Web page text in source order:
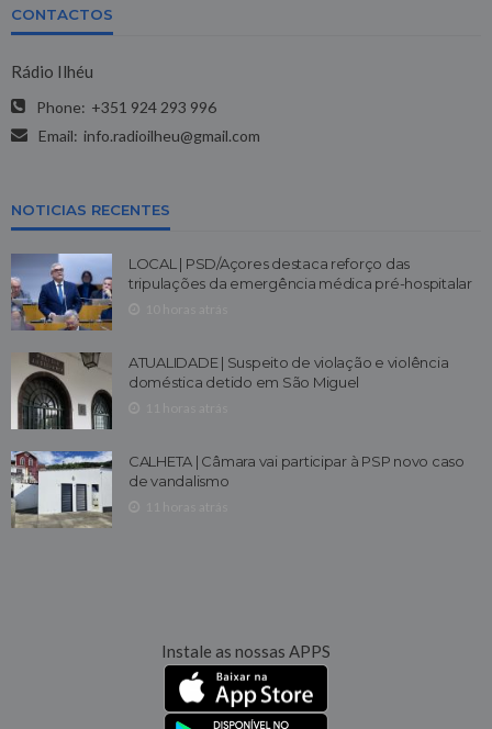
CONTACTOS
Rádio Ilhéu
Phone: +351 924 293 996
Email: info.radioilheu@gmail.com
NOTICIAS RECENTES
LOCAL | PSD/Açores destaca reforço das
tripulações da emergência médica pré-hospitalar
ATUALIDADE | Suspeito de violação e violência
doméstica detido em São Miguel
CALHETA | Câmara vai participar à PSP novo caso
de vandalismo
Instale as nossas APPS